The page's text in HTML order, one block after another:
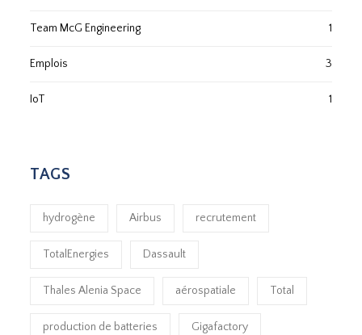
Team McG Engineering 1
Emplois 3
IoT 1
TAGS
hydrogène Airbus recrutement
TotalEnergies Dassault
Thales Alenia Space aérospatiale Total
production de batteries Gigafactory